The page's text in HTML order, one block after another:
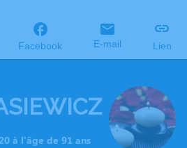
Facebook E-mail Lien
à l'âge de 91 ans